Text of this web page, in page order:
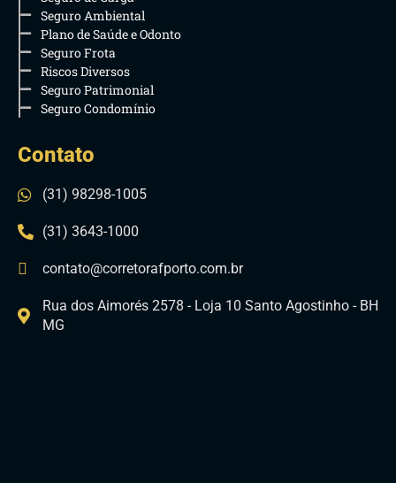
Seguro Ambiental
Plano de Saúde e Odonto
Seguro Frota
Riscos Diversos
Seguro Patrimonial
Seguro Condomínio
Contato
(31) 98298-1005
(31) 3643-1000
contato@corretorafporto.com.br
Rua dos Aimorés 2578 - Loja 10 Santo Agostinho - BH
MG